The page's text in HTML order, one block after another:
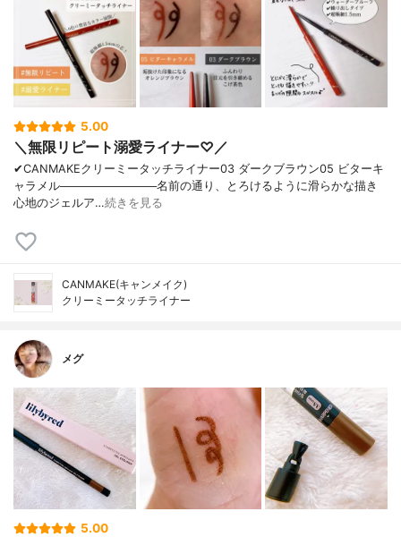
5.00
＼無限リピート溺愛ライナー♡／
✔︎CANMAKEクリーミータッチライナー03 ダークブラウン05 ビターキ
ャラメル────────────名前の通り、とろけるように滑らかな描き
心地のジェルア…続きを見る
CANMAKE(キャンメイク)
クリーミータッチライナー
メグ
5.00